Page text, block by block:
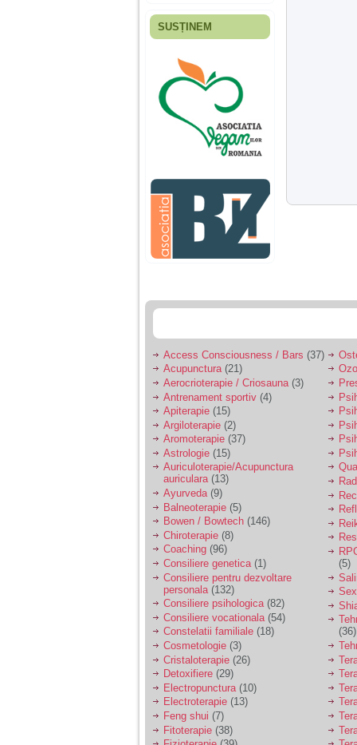
Fiica mea s-a nascut
ani, privind in urma
realizez cat de multe
greseli am facut in
educatia si cresterea
ei, am fost o mama
egoista, preocupata
de implinirea
profesionala, cand ea
era mica am neglijat-
agresiva, orice
greseala era taxata cu
o palma sau pedepse.
De 4 ani am o relatie
serioasa cu un barbat
sa se manifeste o
Ma aflu aici pentru ca
vreau sa stiu daca am
nevoie de un psiholog
sau psihiatru.
Sunt casatorita, am
31 de ani si un copil in
varsta de 2 ani care
mi-e lumina ochilor.
De ceva timp simt ca
mi s-a adunat
oboseala, o oboseala
cronica de care nu pot
scapa si simt ca din
cauza ei nu pot
controla nervii si
cateodata are copilul
de suferit.
Am o bariera peste
care nu pot trece:
prietena mea a ramas
insarcinata cu o fata.
Am fost de comun
acord sa facem un
copil, cu gandul ca e
baiat.
SUSȚINEM
Access Consciousness / Bars (37)
Acupunctura(21)
Aerocrioterapie / Criosauna (3)
Antrenament sportiv (4)
Apiterapie (15)
Argiloterapie (2)
Aromoterapie (37)
Astrologie (15)
Auriculoterapie/Acupunctura
auriculara(13)
Ayurveda(9)
Balneoterapie (5)
Bowen / Bowtech (146)
Chiroterapie (8)
Coaching (96)
Consiliere genetica(1)
Consiliere pentru dezvoltare
personala (132)
Consiliere psihologica(82)
Consiliere vocationala (54)
Constelatii familiale (18)
Cosmetologie (3)
Cristaloterapie (26)
Detoxifiere (29)
Electropunctura (10)
Electroterapie (13)
Feng shui (7)
Fitoterapie (38)
(5)
(36)